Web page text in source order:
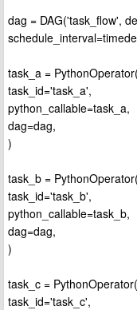
dag = DAG('task_flow',
task_a = PythonOperator(
task_id='task_a',
python_callable=task_a,
dag=dag,
)
task_b = PythonOperator(
task_id='task_b',
python_callable=task_b,
dag=dag,
)
task_c = PythonOperator(
task_id='task_c',